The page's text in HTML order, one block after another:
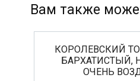
Вам также
КОРОЛЕВСКИЙ
БАРХАТИСТЫЙ,
ОЧЕНЬ